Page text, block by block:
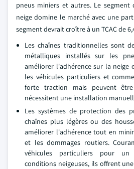
pneus miniers et autres. Le
neige domine le marché avec une
segment devrait croître à un TCAC de
Les chaînes traditionnelles sont
métalliques installés sur les
améliorer l'adhérence sur la neige
les véhicules particuliers et
forte traction mais peuvent
nécessitent une installation
Les systèmes de protection des
chaînes plus légères ou des
améliorer l'adhérence tout en
et les dommages routiers.
véhicules particuliers pour
conditions neigeuses, ils offrent